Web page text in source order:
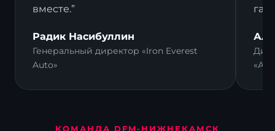
вместе.”
Радик Насибуллин
Генеральный директор «Iron Everest
Auto»
КОМАНДА DFM-НИЖНЕКАМСК